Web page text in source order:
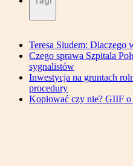
Teresa Siudem: Dlaczego
Czego sprawa Szpitala
sygnalistów
Inwestycja na gruntach
procedury
Kopiować czy nie? GIIF